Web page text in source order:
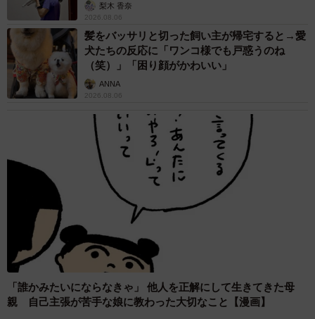
梨木 香奈
2026.08.06
髪をバッサリと切った飼い主が帰宅すると→愛
犬たちの反応に「ワンコ様でも戸惑うのね
（笑）」「困り顔がかわいい」
ANNA
2026.08.06
「誰かみたいにならなきゃ」 他人を正解にして生きてきた母
親 自己主張が苦手な娘に教わった大切なこと【漫画】